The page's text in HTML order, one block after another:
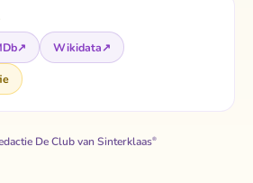
↗ Wikidata↗
De Club van Sinterklaas®